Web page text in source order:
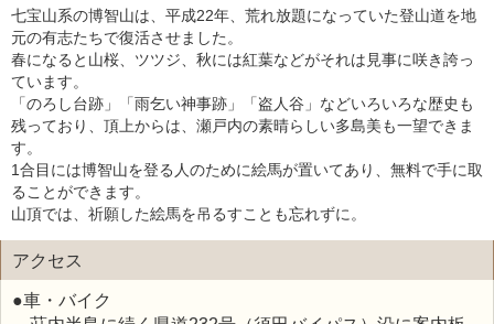
七宝山系の博智山は、平成22年、荒れ放題になっていた登山道を地
元の有志たちで復活させました。
春になると山桜、ツツジ、秋には紅葉などがそれは見事に咲き誇っ
ています。
「のろし台跡」「雨乞い神事跡」「盗人谷」などいろいろな歴史も
残っており、頂上からは、瀬戸内の素晴らしい多島美も一望できま
す。
1合目には博智山を登る人のために絵馬が置いてあり、無料で手に取
ることができます。
山頂では、祈願した絵馬を吊るすことも忘れずに。
アクセス
●車・バイク